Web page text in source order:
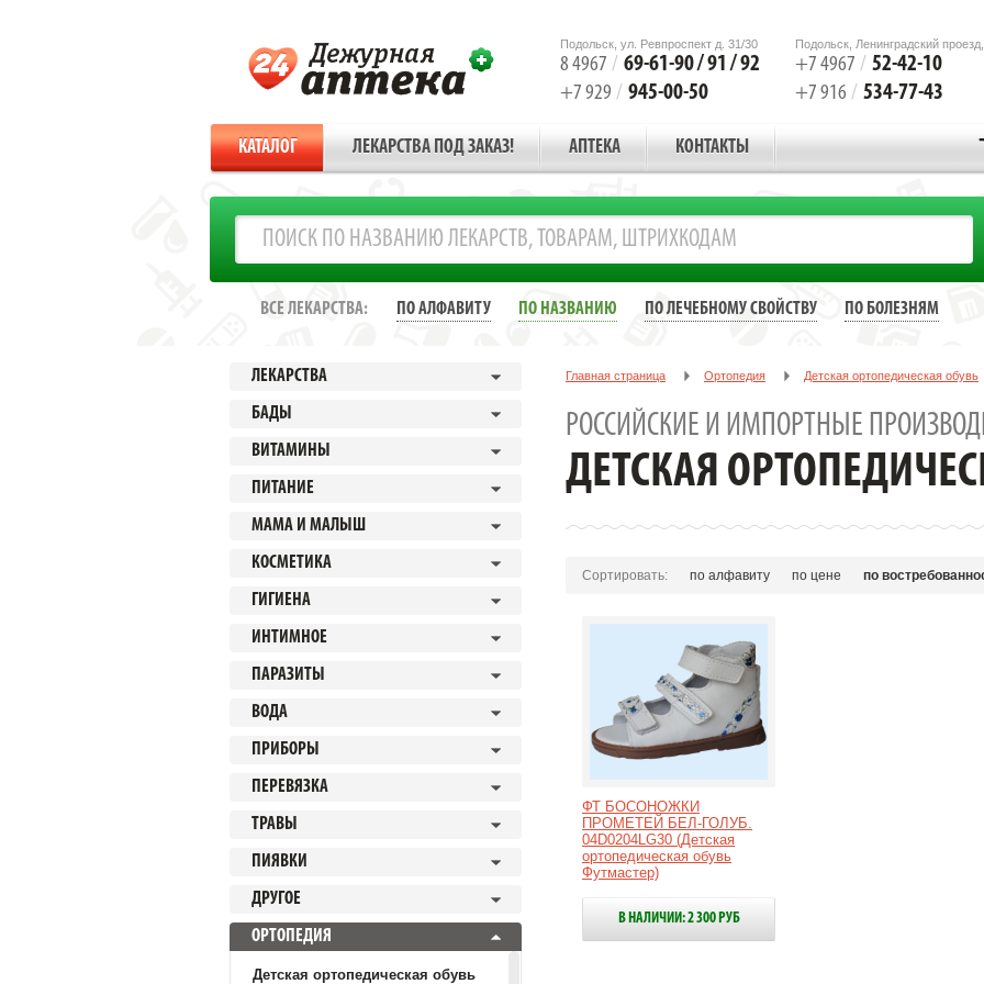
Подольск, ул. Ревпроспект д. 31/30
8 4967 / 69-61-90 / 91 / 92
+7 929 / 945-00-50
Подольск, Ленинградский
+7 4967 / 52-42-10
+7 916 / 534-77-43
КАТАЛОГ ЛЕКАРСТВА ПОД ЗАКАЗ! АПТЕКА КОНТАКТЫ
ВСЕ ЛЕКАРСТВА: ПО АЛФАВИТУ ПО НАЗВАНИЮ ПО ЛЕЧЕБНОМУ СВОЙСТВУ ПО БОЛЕЗНЯМ
ЛЕКАРСТВА
БАДЫ
ВИТАМИНЫ
ПИТАНИЕ
МАМА И МАЛЫШ
КОСМЕТИКА
ГИГИЕНА
ИНТИМНОЕ
ПАРАЗИТЫ
ВОДА
ПРИБОРЫ
ПЕРЕВЯЗКА
ТРАВЫ
ПИЯВКИ
ДРУГОЕ
ОРТОПЕДИЯ
Детская ортопедическая обувь
Главная страница Ортопедия Детская ортопедическая обувь
РОССИЙСКИЕ И ИМПОРТНЫЕ
ДЕТСКАЯ
Сортировать: по алфавиту по цене по
ФТ БОСОНОЖКИ
ПРОМЕТЕЙ БЕЛ-ГОЛУБ.
04D0204LG30 (Детская
ортопедическая обувь
Футмастер)
В НАЛИЧИИ: 2 300 РУБ